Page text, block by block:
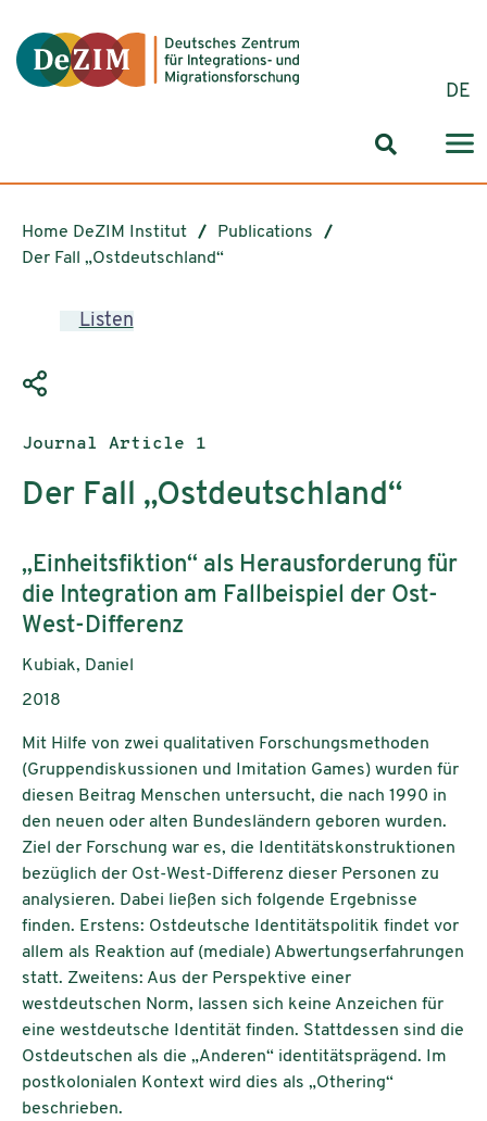
DE
Search
Home DeZIM Institut
Publications
Der Fall „Ostdeutschland“
Listen
Publication type:
Journal Article 1
Der Fall „Ostdeutschland“
Subtitle:
„Einheitsfiktion“ als Herausforderung für
die Integration am Fallbeispiel der Ost-
West-Differenz
Authors:
Kubiak, Daniel
Publication year:
2018
Mit Hilfe von zwei qualitativen Forschungsmethoden
(Gruppendiskussionen und Imitation Games) wurden für
diesen Beitrag Menschen untersucht, die nach 1990 in
den neuen oder alten Bundesländern geboren wurden.
Ziel der Forschung war es, die Identitätskonstruktionen
bezüglich der Ost-West-Differenz dieser Personen zu
analysieren. Dabei ließen sich folgende Ergebnisse
finden. Erstens: Ostdeutsche Identitätspolitik findet vor
allem als Reaktion auf (mediale) Abwertungserfahrungen
statt. Zweitens: Aus der Perspektive einer
westdeutschen Norm, lassen sich keine Anzeichen für
eine westdeutsche Identität finden. Stattdessen sind die
Ostdeutschen als die „Anderen“ identitätsprägend. Im
postkolonialen Kontext wird dies als „Othering“
beschrieben.